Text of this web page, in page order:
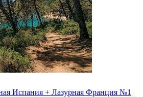
Испания + Лазурная Франция №1